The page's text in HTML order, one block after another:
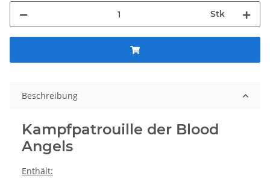
Stk
Beschreibung
Kampfpatrouille der Blood
Angels
Enthält: